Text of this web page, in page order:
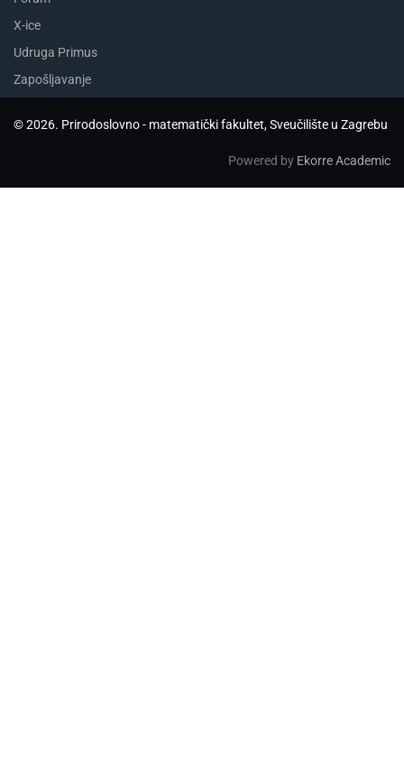
X-ice
Udruga Primus
Zapošljavanje
© 2026. Prirodoslovno - matematički fakultet, Sveučilište u Zagrebu
Powered by Ekorre Academic